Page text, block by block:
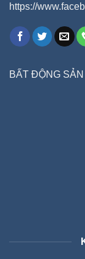
https://
BẤT ĐỘNG